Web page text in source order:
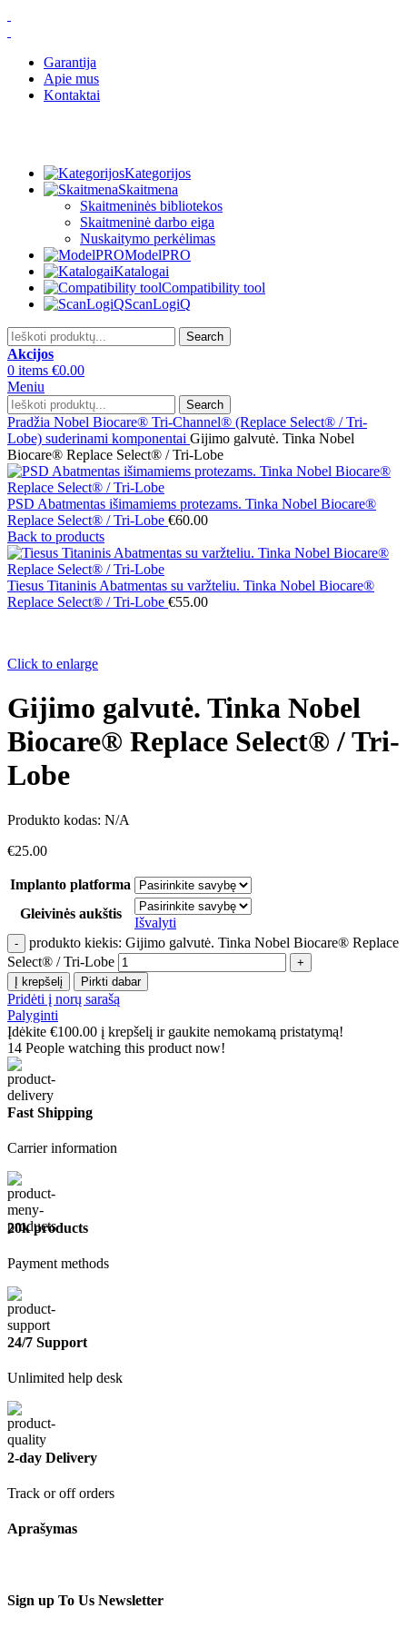
Garantija
Apie mus
Kontaktai
Kategorijos
Skaitmena
Skaitmeninės bibliotekos
Skaitmeninė darbo eiga
Nuskaitymo perkėlimas
ModelPRO
Katalogai
Compatibility tool
ScanLogiQ
Search
Akcijos
0 items €0.00
Meniu
Search
Pradžia Nobel Biocare® Tri-Channel® (Replace Select® / Tri-
Lobe) suderinami komponentai Gijimo galvutė. Tinka Nobel
Biocare® Replace Select® / Tri-Lobe
PSD Abatmentas išimamiems protezams. Tinka Nobel Biocare®
Replace Select® / Tri-Lobe €60.00
Back to products
Tiesus Titaninis Abatmentas su varžteliu. Tinka Nobel Biocare®
Replace Select® / Tri-Lobe €55.00
Click to enlarge
Gijimo galvutė. Tinka Nobel
Biocare® Replace Select® / Tri-
Lobe
Produkto kodas: N/A
€25.00
Implanto platforma
Gleivinės aukštis
Išvalyti
produkto kiekis: Gijimo galvutė. Tinka Nobel Biocare® Replace
Select® / Tri-Lobe
Į krepšelį Pirkti dabar
Pridėti į norų sarašą
Palyginti
Įdėkite €100.00 į krepšelį ir gaukite nemokamą pristatymą!
14 People watching this product now!
Fast Shipping
Carrier information
20k products
Payment methods
24/7 Support
Unlimited help desk
2-day Delivery
Track or off orders
Aprašymas
Sign up To Us Newsletter